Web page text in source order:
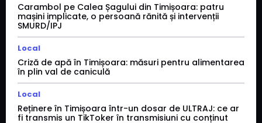
Carambol pe Calea Șagului din Timișoara: patru
mașini implicate, o persoană rănită și intervenții
SMURD/IPJ
Local
Criză de apă în Timișoara: măsuri pentru alimentarea
în plin val de caniculă
Local
Reținere în Timișoara într-un dosar de ULTRAJ: ce ar
fi transmis un TikToker în transmisiuni cu conținut